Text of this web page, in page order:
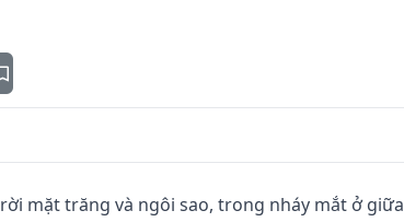
mặt trăng và ngôi sao, trong nháy mắt ở giữa